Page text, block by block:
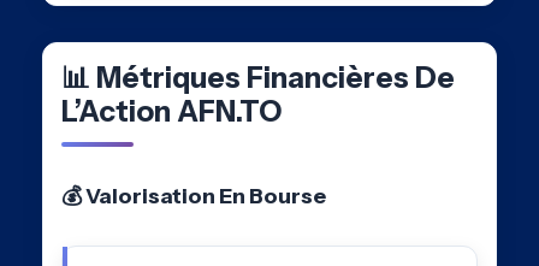
📊 Métriques Financières De
L’Action AFN.TO
💰 Valorisation En Bourse